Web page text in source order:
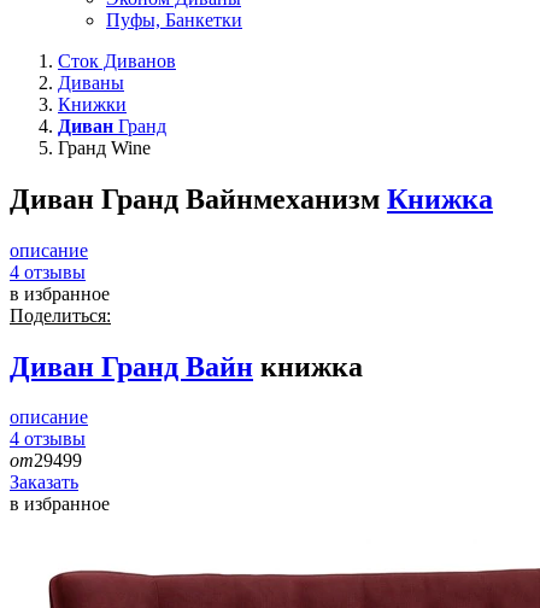
Пуфы, Банкетки
Сток Диванов
Диваны
Книжки
Диван Гранд
Гранд Wine
Диван Гранд Вайнмеханизм Книжка
описание
4 отзывы
в избранное
Поделиться:
Диван Гранд Вайн книжка
описание
4 отзывы
от29499
Заказать
в избранное